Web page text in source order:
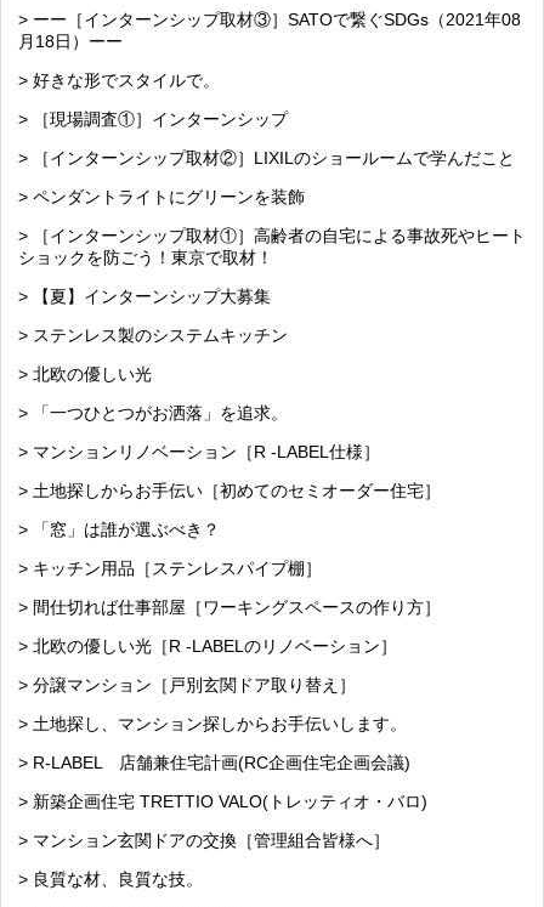
> ーー［インターンシップ取材③］SATOで繋ぐSDGs（2021年08
月18日）ーー
> 好きな形でスタイルで。
> ［現場調査①］インターンシップ
> ［インターンシップ取材②］LIXILのショールームで学んだこと
> ペンダントライトにグリーンを装飾
> ［インターンシップ取材①］高齢者の自宅による事故死やヒート
ショックを防ごう！東京で取材！
> 【夏】インターンシップ大募集
> ステンレス製のシステムキッチン
> 北欧の優しい光
> 「一つひとつがお洒落」を追求。
> マンションリノベーション［R -LABEL仕様］
> 土地探しからお手伝い［初めてのセミオーダー住宅］
> 「窓」は誰が選ぶべき？
> キッチン用品［ステンレスパイプ棚］
> 間仕切れば仕事部屋［ワーキングスペースの作り方］
> 北欧の優しい光［R -LABELのリノベーション］
> 分譲マンション［戸別玄関ドア取り替え］
> 土地探し、マンション探しからお手伝いします。
> R-LABEL 店舗兼住宅計画(RC企画住宅企画会議)
> 新築企画住宅 TRETTIO VALO(トレッティオ・バロ)
> マンション玄関ドアの交換［管理組合皆様へ］
> 良質な材、良質な技。